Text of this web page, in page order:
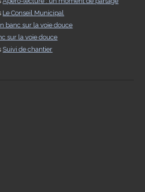
Le Conseil Municipal
banc sur la voie douce
sur la voie douce
Suivi de chantier